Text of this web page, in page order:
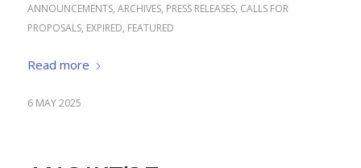
ANNOUNCEMENTS, ARCHIVES, PRESS RELEASES, CALLS FOR
PROPOSALS, EXPIRED, FEATURED
Read more
6 MAY 2025